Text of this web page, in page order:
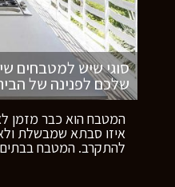
סוגי שיש למטבחים
שלכם לפנינה של
המטבח הוא כבר מזמן
איזו סבתא שמבשלת
להתקרב. המטבח בבתים